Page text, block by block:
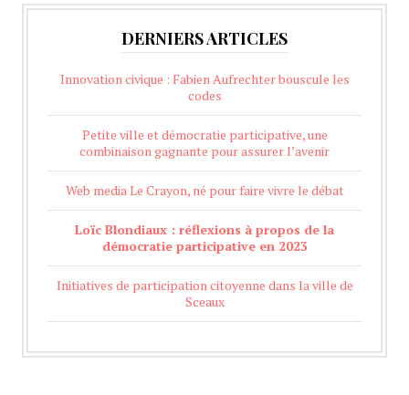
DERNIERS ARTICLES
Innovation civique : Fabien Aufrechter bouscule les
codes
Petite ville et démocratie participative, une
combinaison gagnante pour assurer l’avenir
Web media Le Crayon, né pour faire vivre le débat
Loïc Blondiaux : réflexions à propos de la
démocratie participative en 2023
Initiatives de participation citoyenne dans la ville de
Sceaux